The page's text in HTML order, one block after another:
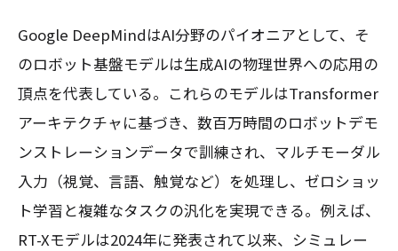
Google DeepMindはAI分野のパイオニアとして、そ
のロボット基盤モデルは生成AIの物理世界への応用の
頂点を代表している。これらのモデルはTransformer
アーキテクチャに基づき、数百万時間のロボットデモ
ンストレーションデータで訓練され、マルチモーダル
入力（視覚、言語、触覚など）を処理し、ゼロショッ
ト学習と複雑なタスクの汎化を実現できる。例えば、
RT-Xモデルは2024年に発表されて以来、シミュレー